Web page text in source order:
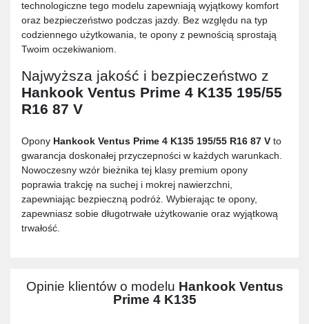
technologiczne tego modelu zapewniają wyjątkowy komfort
oraz bezpieczeństwo podczas jazdy. Bez względu na typ
codziennego użytkowania, te opony z pewnością sprostają
Twoim oczekiwaniom.
Najwyższa jakość i bezpieczeństwo z
Hankook Ventus Prime 4 K135 195/55
R16 87 V
Opony Hankook Ventus Prime 4 K135 195/55 R16 87 V to
gwarancja doskonałej przyczepności w każdych warunkach.
Nowoczesny wzór bieżnika tej klasy premium opony
poprawia trakcję na suchej i mokrej nawierzchni,
zapewniając bezpieczną podróż. Wybierając te opony,
zapewniasz sobie długotrwałe użytkowanie oraz wyjątkową
trwałość.
Opinie klientów o modelu Hankook Ventus
Prime 4 K135